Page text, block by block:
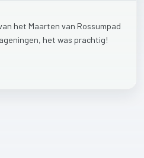
het Maarten van Rossumpad
het was prachtig!